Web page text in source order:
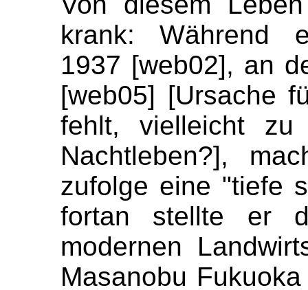
krank: Während
1937 [web02], an
[web05] [Ursache
fehlt, vielleicht
Nachtleben?],
zufolge eine "tiefe
fortan stellte er
modernen
Masanobu